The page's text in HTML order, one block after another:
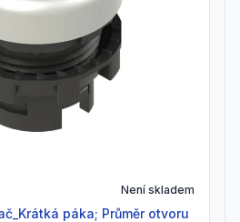
Není skladem